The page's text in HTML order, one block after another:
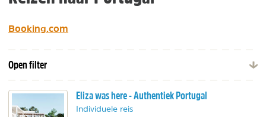
Booking.com
Open filter
Eliza was here - Authentiek Portugal
Individuele reis